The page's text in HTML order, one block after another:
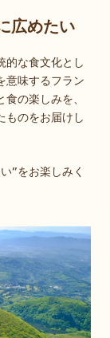
広めたい
的な食文化とし
意味するフラン
の楽しみを、
ものをお届けし
”をお楽しみく